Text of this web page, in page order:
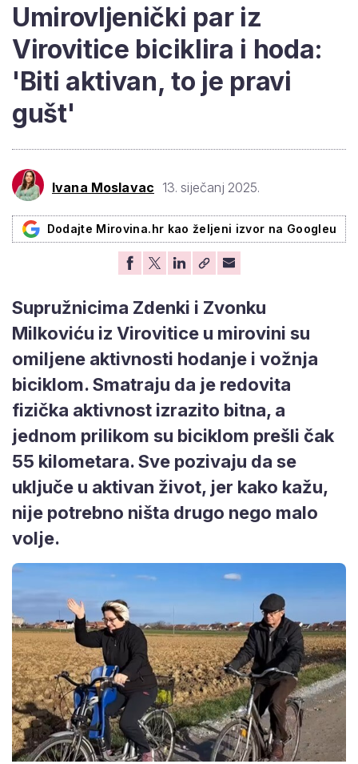
Umirovljenički par iz
Virovitice biciklira i hoda:
'Biti aktivan, to je pravi
gušt'
Ivana Moslavac 13. siječanj 2025.
Dodajte Mirovina.hr kao željeni izvor na Googleu
Supružnicima Zdenki i Zvonku
Milkoviću iz Virovitice u mirovini su
omiljene aktivnosti hodanje i vožnja
biciklom. Smatraju da je redovita
fizička aktivnost izrazito bitna, a
jednom prilikom su biciklom prešli čak
55 kilometara. Sve pozivaju da se
uključe u aktivan život, jer kako kažu,
nije potrebno ništa drugo nego malo
volje.